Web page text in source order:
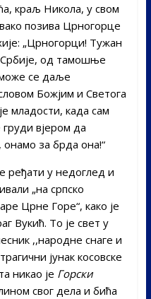
краљ Никола, у свом
позива Црногорце
„Црногорци! Тужан
Србије, од тамошње
се даље
Божјим и Светога
младости, када сам
груди вјером да
за брда она!“
ређати у недоглед и
„на српско
Црне Горе“, како је
Вукић. То је свет у
,,народне снаге и
јунак косовске
никао је Горски
свог дела и бића